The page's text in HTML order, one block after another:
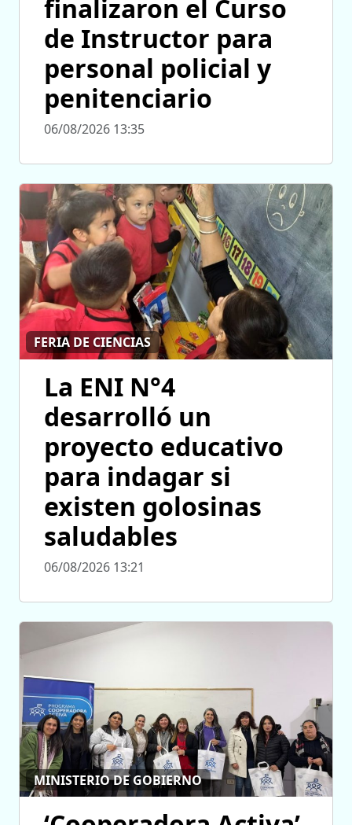
finalizaron el Curso
de Instructor para
personal policial y
penitenciario
06/08/2026 13:35
FERIA DE CIENCIAS
La ENI N°4
desarrolló un
proyecto educativo
para indagar si
existen golosinas
saludables
06/08/2026 13:21
MINISTERIO DE GOBIERNO